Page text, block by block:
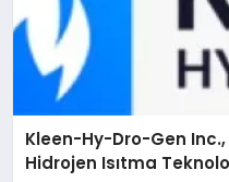
Kleen-Hy-Dro-Gen Inc.,
Hidrojen Isıtma